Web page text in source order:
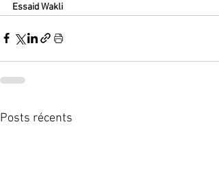
Essaid Wakli
Posts récents